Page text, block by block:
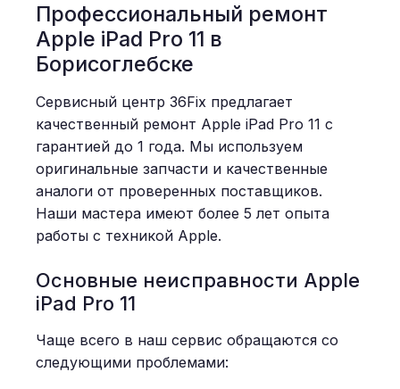
Профессиональный ремонт
Apple iPad Pro 11 в
Борисоглебске
Сервисный центр 36Fix предлагает
качественный ремонт Apple iPad Pro 11 с
гарантией до 1 года. Мы используем
оригинальные запчасти и качественные
аналоги от проверенных поставщиков.
Наши мастера имеют более 5 лет опыта
работы с техникой Apple.
Основные неисправности Apple
iPad Pro 11
Чаще всего в наш сервис обращаются со
следующими проблемами: